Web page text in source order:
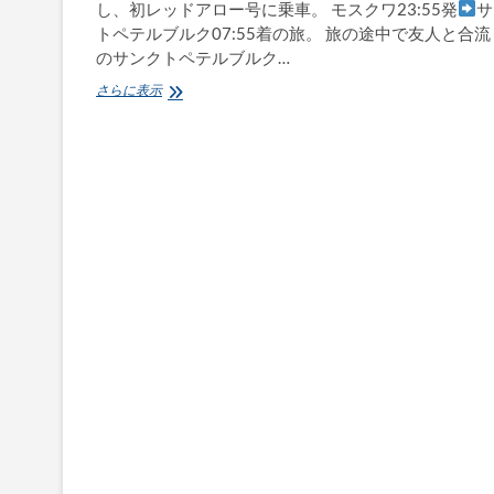
し、初レッドアロー号に乗車。 モスクワ23:55発
トペテルブルク07:55着の旅。 旅の途中で友人と合流
のサンクトペテルブルク…
さらに表示ロ